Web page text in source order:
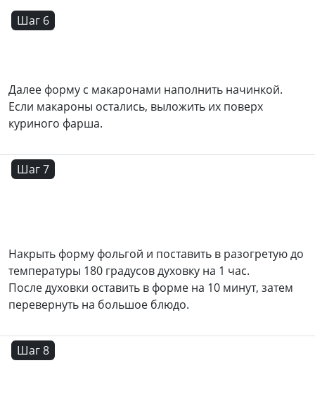
Шаг 6
Далее форму с макаронами наполнить начинкой.
Если макароны остались, выложить их поверх
куриного фарша.
Шаг 7
Накрыть форму фольгой и поставить в разогретую до
температуры 180 градусов духовку на 1 час.
После духовки оставить в форме на 10 минут, затем
перевернуть на большое блюдо.
Шаг 8